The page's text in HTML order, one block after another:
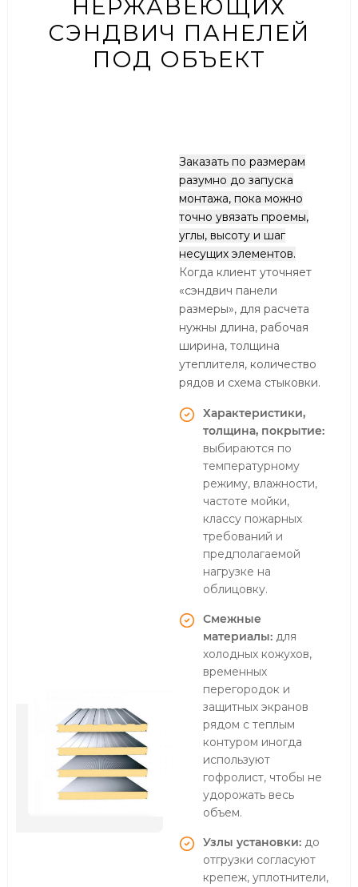
НЕРЖАВЕЮЩИХ
СЭНДВИЧ ПАНЕЛЕЙ
ПОД ОБЪЕКТ
Заказать по размерам
разумно до запуска
монтажа, пока можно
точно увязать проемы,
углы, высоту и шаг
несущих элементов.
Когда клиент уточняет
«сэндвич панели
размеры», для расчета
нужны длина, рабочая
ширина, толщина
утеплителя, количество
рядов и схема стыковки.
Характеристики,
толщина, покрытие:
выбираются по
температурному
режиму, влажности,
частоте мойки,
классу пожарных
требований и
предполагаемой
нагрузке на
облицовку.
Смежные
материалы: для
холодных кожухов,
временных
перегородок и
защитных экранов
рядом с теплым
контуром иногда
используют
гофролист, чтобы не
удорожать весь
объем.
Узлы установки: до
отгрузки согласуют
крепеж, уплотнители,